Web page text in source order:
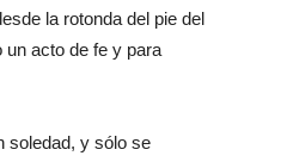
la rotonda del pie del
un acto de fe y para
soledad, y sólo se